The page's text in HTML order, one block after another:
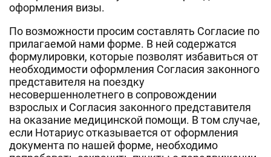
оформления визы.
По возможности просим составлять Согласие по
прилагаемой нами форме. В ней содержатся
формулировки, которые позволят избавиться от
необходимости оформления Согласия законного
представителя на поездку
несовершеннолетнего в сопровождении
взрослых и Согласия законного представителя
на оказание медицинской помощи. В том случае,
если Нотариус отказывается от оформления
документа по нашей форме, необходимо